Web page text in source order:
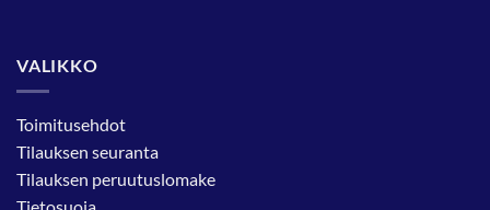
VALIKKO
Toimitusehdot
Tilauksen seuranta
Tilauksen peruutuslomake